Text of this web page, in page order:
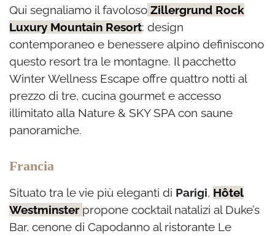
Qui segnaliamo il favoloso Zillergrund Rock
Luxury Mountain Resort: design
contemporaneo e benessere alpino definiscono
questo resort tra le montagne. Il pacchetto
Winter Wellness Escape offre quattro notti al
prezzo di tre, cucina gourmet e accesso
illimitato alla Nature & SKY SPA con saune
panoramiche.
Francia
Situato tra le vie più eleganti di Parigi, Hôtel
Westminster propone cocktail natalizi al Duke’s
Bar, cenone di Capodanno al ristorante Le